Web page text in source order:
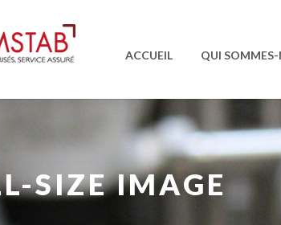
ACCUEIL QUI SOMMES-
SIZE IMAGE